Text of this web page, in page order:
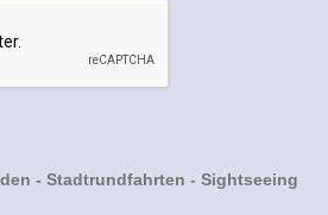
- Stadtrundfahrten - Sightseeing